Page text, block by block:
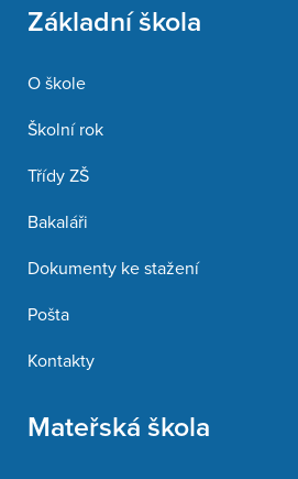
Základní škola
O škole
Školní rok
Třídy ZŠ
Bakaláři
Dokumenty ke stažení
Pošta
Kontakty
Mateřská škola